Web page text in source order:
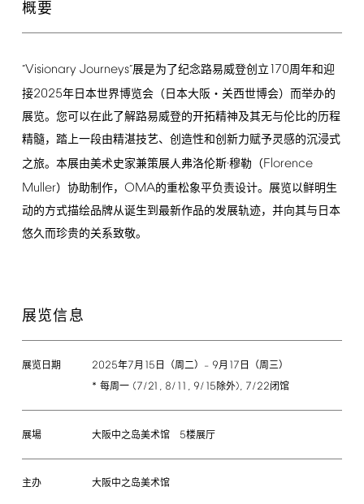
概要
“Visionary Journeys”展是为了纪念路易威登创立170周年和迎
接2025年日本世界博览会（日本大阪・关西世博会）而举办的
展览。您可以在此了解路易威登的开拓精神及其无与伦比的历程
精髓，踏上一段由精湛技艺、创造性和创新力赋予灵感的沉浸式
之旅。本展由美术史家兼策展人弗洛伦斯·穆勒（Florence
Muller）协助制作， OMA的重松象平负责设计。展览以鲜明生
动的方式描绘品牌从诞生到最新作品的发展轨迹，并向其与日本
悠久而珍贵的关系致敬。
展览信息
展览日期 2025年7月 15 日（周二）– 9月 17 日（周三）
* 每周一 (7/21, 8/11, 9/15除外), 7/22 闭馆
展場 大阪中之岛美术馆 5楼展厅
主办 大阪中之岛美术馆